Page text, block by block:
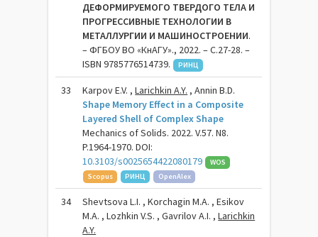
ДЕФОРМИРУЕМОГО ТВЕРДОГО ТЕЛА И
ПРОГРЕССИВНЫЕ ТЕХНОЛОГИИ В
МЕТАЛЛУРГИИ И МАШИНОСТРОЕНИИ.
– ФГБОУ ВО «КнАГУ»., 2022. – C.27-28. –
ISBN 9785776514739.
РИНЦ
33 Karpov E.V. ,Larichkin A.Y. , Annin B.D.
Shape Memory Effect in a Composite
Layered Shell of Complex Shape
Mechanics of Solids. 2022. V.57. N8.
P.1964-1970. DOI:
10.3103/s0025654422080179
WOS
Scopus
РИНЦ OpenAlex
34
Shevtsova L.I. , Korchagin M.A. , Esikov
M.A. , Lozhkin V.S. , Gavrilov A.I. ,Larichkin
A.Y.